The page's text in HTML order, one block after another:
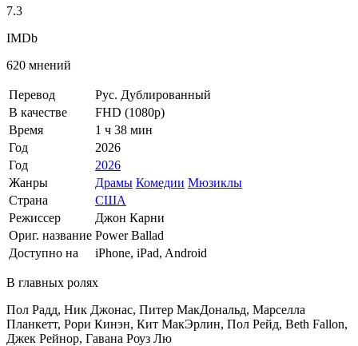
7.3
IMDb
620 мнений
Перевод
Рус. Дублированный
В качестве
FHD (1080p)
Время
1 ч 38 мин
Год
2026
Год
2026
Жанры
Драмы Комедии Мюзиклы
Страна
США
Режиссер
Джон Карни
Ориг. название Power Ballad
Доступно на
iPhone, iPad, Android
В главных ролях
Пол Радд, Ник Джонас, Питер МакДональд, Марселла
Планкетт, Рори Кинэн, Кит МакЭрлин, Пол Рейд, Beth Fallon,
Джек Рейнор, Гавана Роуз Лю